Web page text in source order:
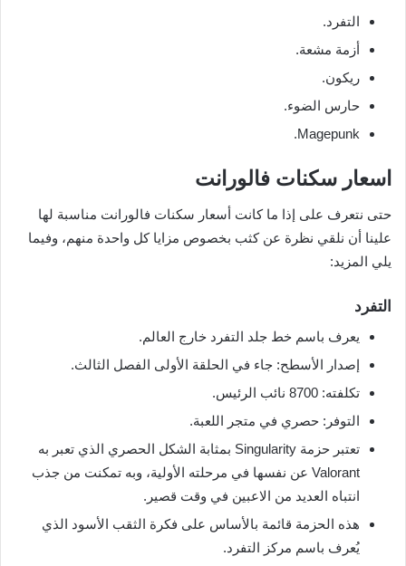
التفرد.
أزمة مشعة.
ريكون.
حارس الضوء.
Magepunk.
اسعار سكنات فالورانت
حتى نتعرف على إذا ما كانت أسعار سكنات فالورانت مناسبة لها
علينا أن نلقي نظرة عن كثب بخصوص مزايا كل واحدة منهم، وفيما
يلي المزيد:
التفرد
يعرف باسم خط جلد التفرد خارج العالم.
إصدار الأسطح: جاء في الحلقة الأولى الفصل الثالث.
تكلفته: 8700 نائب الرئيس.
التوفر: حصري في متجر اللعبة.
تعتبر حزمة Singularity بمثابة الشكل الحصري الذي تعبر به
Valorant عن نفسها في مرحلته الأولية، وبه تمكنت من جذب
انتباه العديد من الاعبين في وقت قصير.
هذه الحزمة قائمة بالأساس على فكرة الثقب الأسود الذي
يُعرف باسم مركز التفرد.